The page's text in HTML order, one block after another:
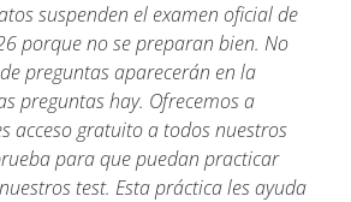
suspenden el examen oficial de
porque no se preparan bien. No
preguntas aparecerán en la
preguntas hay. Ofrecemos a
acceso gratuito a todos nuestros
para que puedan practicar
test. Esta práctica les ayuda